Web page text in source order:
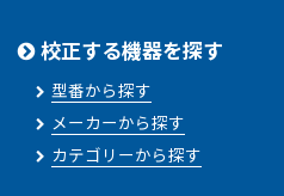
校正する機器を探す
型番から探す
メーカーから探す
カテゴリーから探す